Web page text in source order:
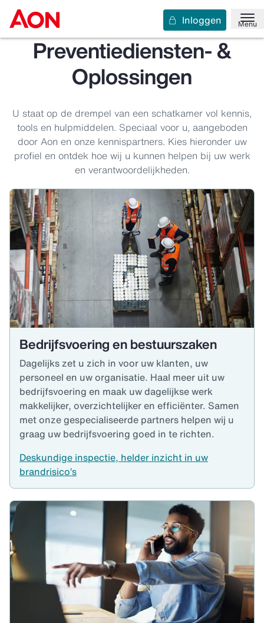
Menu
Inloggen
Preventiediensten- &
Oplossingen
U staat op de drempel van een schatkamer vol kennis,
tools en hulpmiddelen. Speciaal voor u, aangeboden
door Aon en onze kennispartners. Kies hieronder uw
profiel en ontdek hoe wij u kunnen helpen bij uw werk
en verantwoordelijkheden.
Bedrijfsvoering en bestuurszaken
Dagelijks zet u zich in voor uw klanten, uw
personeel en uw organisatie. Haal meer uit uw
bedrijfsvoering en maak uw dagelijkse werk
makkelijker, overzichtelijker en efficiënter. Samen
met onze gespecialiseerde partners helpen wij u
graag uw bedrijfsvoering goed in te richten.
Deskundige inspectie, helder inzicht in uw
brandrisico’s